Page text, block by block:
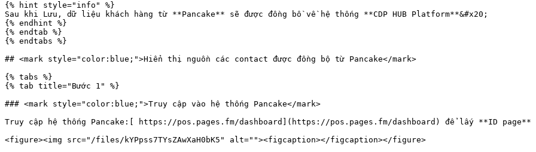
{% hint style="info" %}
Sau khi Lưu, dữ liệu khách hàng từ **Pancake** sẽ được đồng bồ về hệ thống **CDP HUB Platform**&#x20;
{% endhint %}
{% endtab %}
{% endtabs %}
## <mark style="color:blue;">Hiển thị nguồn các contact được đồng bộ từ Pancake</mark>
{% tabs %}
{% tab title="Bước 1" %}
### <mark style="color:blue;">Truy cập vào hệ thống Pancake</mark>
Truy cập hệ thống Pancake:[ https://pos.pages.fm/dashboard](https://pos.pages.fm/dashboard) để lấy **ID page**
<figure><img src="/files/kYPpss7TYsZAwXaH0bK5" alt=""><figcaption></figcaption></figure>